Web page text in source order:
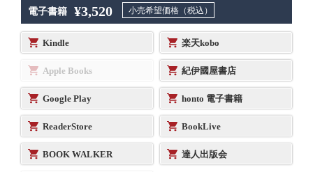
電子書籍 ¥3,520 小売希望価格（税込）
Kindle 楽天kobo
Apple Books 紀伊國屋書店
Google Play honto 電子書籍
ReaderStore BookLive
BOOK WALKER 達人出版会